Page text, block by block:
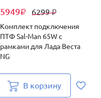
5949₽ 6299₽
Комплект подключения
ПТФ Sal-Man 65W с
рамками для Лада Веста
NG
В корзину